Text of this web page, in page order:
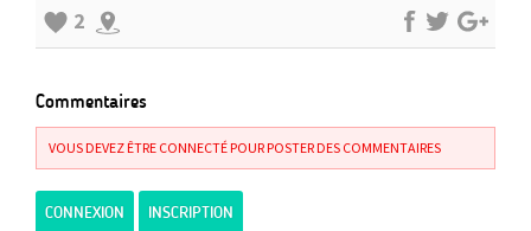
2
Commentaires
VOUS DEVEZ ÊTRE CONNECTÉ POUR POSTER DES COMMENTAIRES
CONNEXION INSCRIPTION